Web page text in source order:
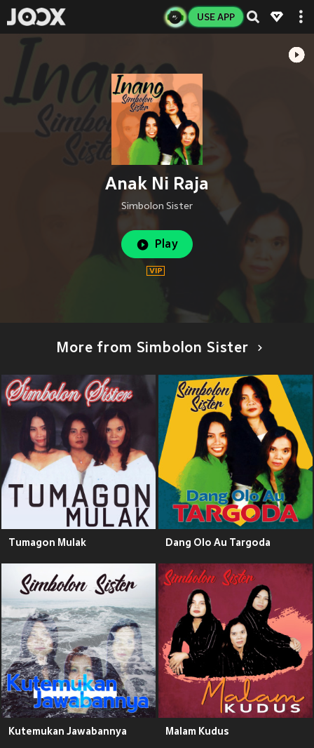
USE APP
Anak Ni Raja
Simbolon Sister
Play
More from Simbolon Sister
Tumagon Mulak Dang Olo Au Targoda
Kutemukan Jawabannya Malam Kudus